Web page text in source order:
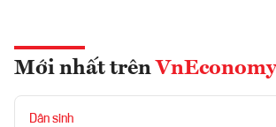
Mới nhất trên VnEconomy
Dân sinh